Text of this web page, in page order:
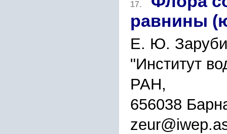
17.
равнины
Е. Ю.
"Институт
РАН,
656038